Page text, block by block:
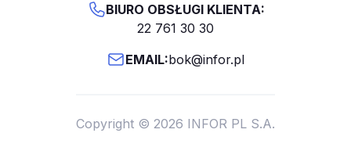
BIURO OBSŁUGI KLIENTA:
22 761 30 30
EMAIL:bok@infor.pl
Copyright © 2026 INFOR PL S.A.